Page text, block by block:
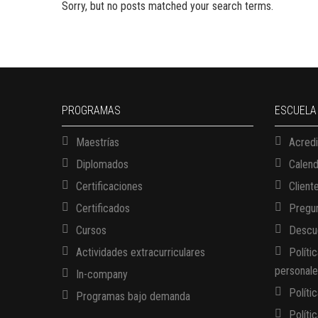
Sorry, but no posts matched your search terms.
PROGRAMAS
Maestrías
Diplomados
Certificaciones
Certificados
Cursos
Actividades extracurriculares
In-company
Programas bajo demanda